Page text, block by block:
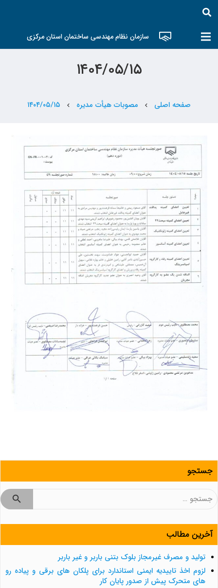
سازمان نظام مهندسی ساختمان استان مرکزی
۱۴۰۴/۰۵/۱۵
صفحه اصلی chevron_left مصوبات هیأت مدیره chevron_left ۱۴۰۴/۰۵/۱۵
جستجو
جستجو
آخرین مطالب
تولید و مصرف غیرمجاز بلوک بتنی باربر و غیر باربر
لزوم اخذ تاییدیه ایمنی استاندارد برای پلکان های برقی و پیاده رو
های متحرک پیش از صدور پایان کار